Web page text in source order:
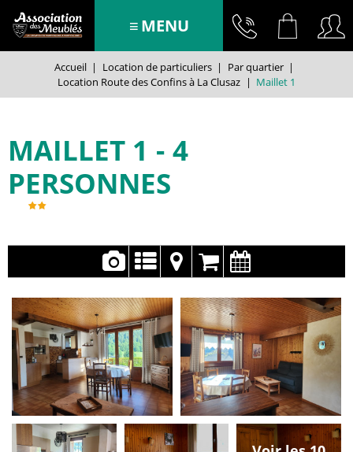
MENU
Accueil | Location de particuliers | Par quartier |
Location Route des Confins à La Clusaz | Maillet 1
MAILLET 1
4
PERSONNES